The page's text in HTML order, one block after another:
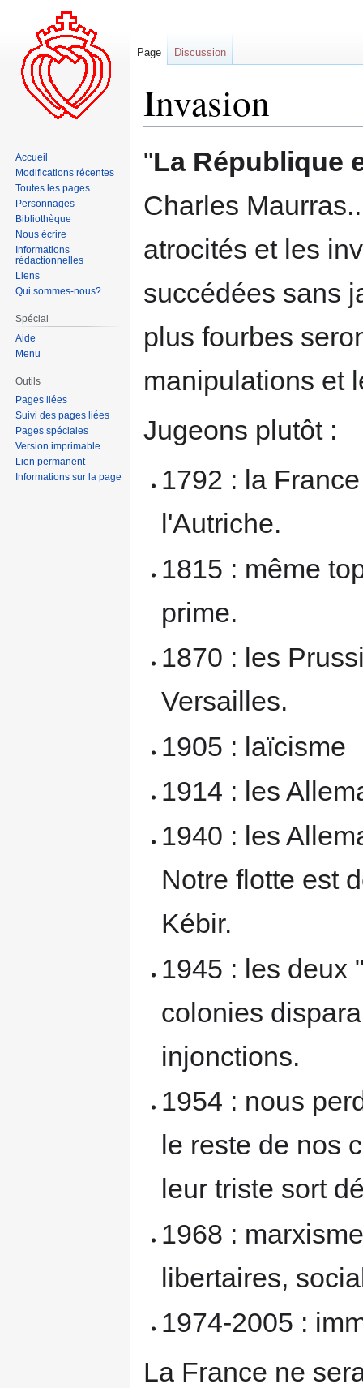
Invasion
navigation
recherche
"La République
Charles
atrocités et les
succédées sans
plus fourbes
manipulations et
Jugeons plutôt :
1792 : la
l'Autriche.
1815 : même
prime.
1870 : les
Versailles.
1905 : laïcisme
1914 : les
1940 : les
Notre flotte est
Kébir.
1945 : les deux
colonies
injonctions.
1954 : nous
le reste de nos
leur triste sort
1968 :
libertaires,
1974-2005 :
La France ne
Page Discussion
Accueil
Modifications récentes
Toutes les pages
Personnages
Bibliothèque
Nous écrire
Informations
rédactionnelles
Liens
Qui sommes-nous?
Spécial
Aide
Menu
Outils
Pages liées
Suivi des pages liées
Pages spéciales
Version imprimable
Lien permanent
Informations sur la page